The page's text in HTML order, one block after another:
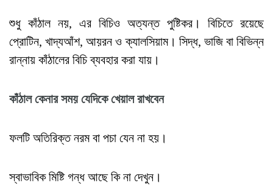
শুধু কাঁঠাল নয়, এর বিচিও অত্যন্ত পুষ্টিকর। বিচিতে রয়েছে
প্রোটিন, খাদ্যআঁশ, আয়রন ও ক্যালসিয়াম। সিদ্ধ, ভাজি বা বিভিন্ন
রান্নায় কাঁঠালের বিচি ব্যবহার করা যায়।
কাঁঠাল কেনার সময় যেদিকে খেয়াল রাখবেন
ফলটি অতিরিক্ত নরম বা পচা যেন না হয়।
স্বাভাবিক মিষ্টি গন্ধ আছে কি না দেখুন।